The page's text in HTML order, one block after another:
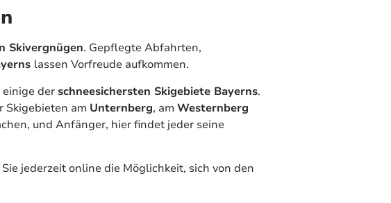
Skivergnügen. Gepflegte Abfahrten,
lassen Vorfreude aufkommen.
der schneesichersten Skigebiete Bayerns.
Skigebieten am Unternberg, am Westernberg
und Anfänger, hier findet jeder seine
jederzeit online die Möglichkeit, sich von den